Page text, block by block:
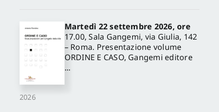
2026
Martedì 22 settembre 2026, ore
17.00, Sala Gangemi, via Giulia, 142
– Roma. Presentazione volume
ORDINE E CASO, Gangemi editore
...